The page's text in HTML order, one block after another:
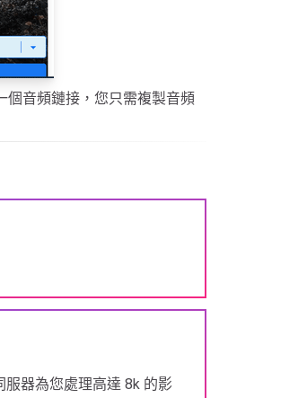
個音頻鏈接，您只需複製音頻
器為您處理高達 8k 的影